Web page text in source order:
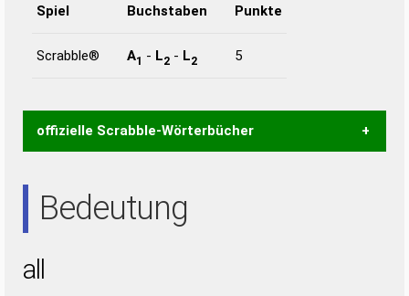
Spiel Buchstaben Punkte
Scrabble® A1 - L2 - L2 5
offizielle Scrabble-Wörterbücher
Wortanalyse-Algorithmus gute Anhaltspunkte zu
Wortbedeutung, Worttrennung und Wortform, um die
Bedeutung
all